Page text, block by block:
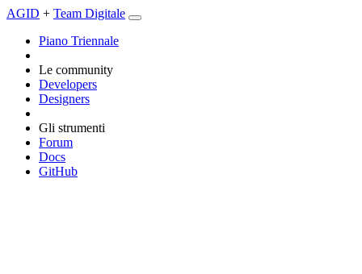
AGID + Team Digitale
Piano Triennale
Le community
Developers
Designers
Gli strumenti
Forum
Docs
GitHub